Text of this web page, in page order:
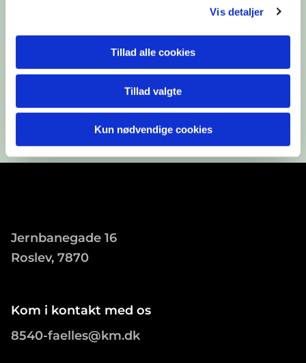
Vis detaljer
Tillad alle cookies
Tillad valgte
Kun nødvendige cookies
Jernbanegade 16
Roslev, 7870
Kom i kontakt med os
8540-faelles@km.dk